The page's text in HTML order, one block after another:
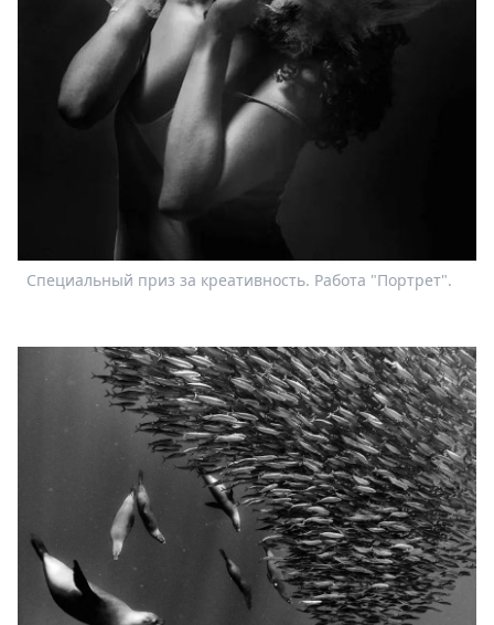
Специальный приз за креативность. Работа "Портрет".